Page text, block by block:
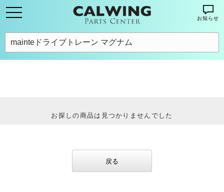
お知らせ
お探しの商品は見つかりませんでした
戻る